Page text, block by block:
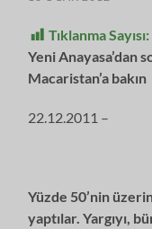
Tıklanma Sayısı:
Yeni Anayasa’dan
Macaristan’a bakın
22.12.2011 –
Yüzde 50’nin
yaptılar. Yargıyı,